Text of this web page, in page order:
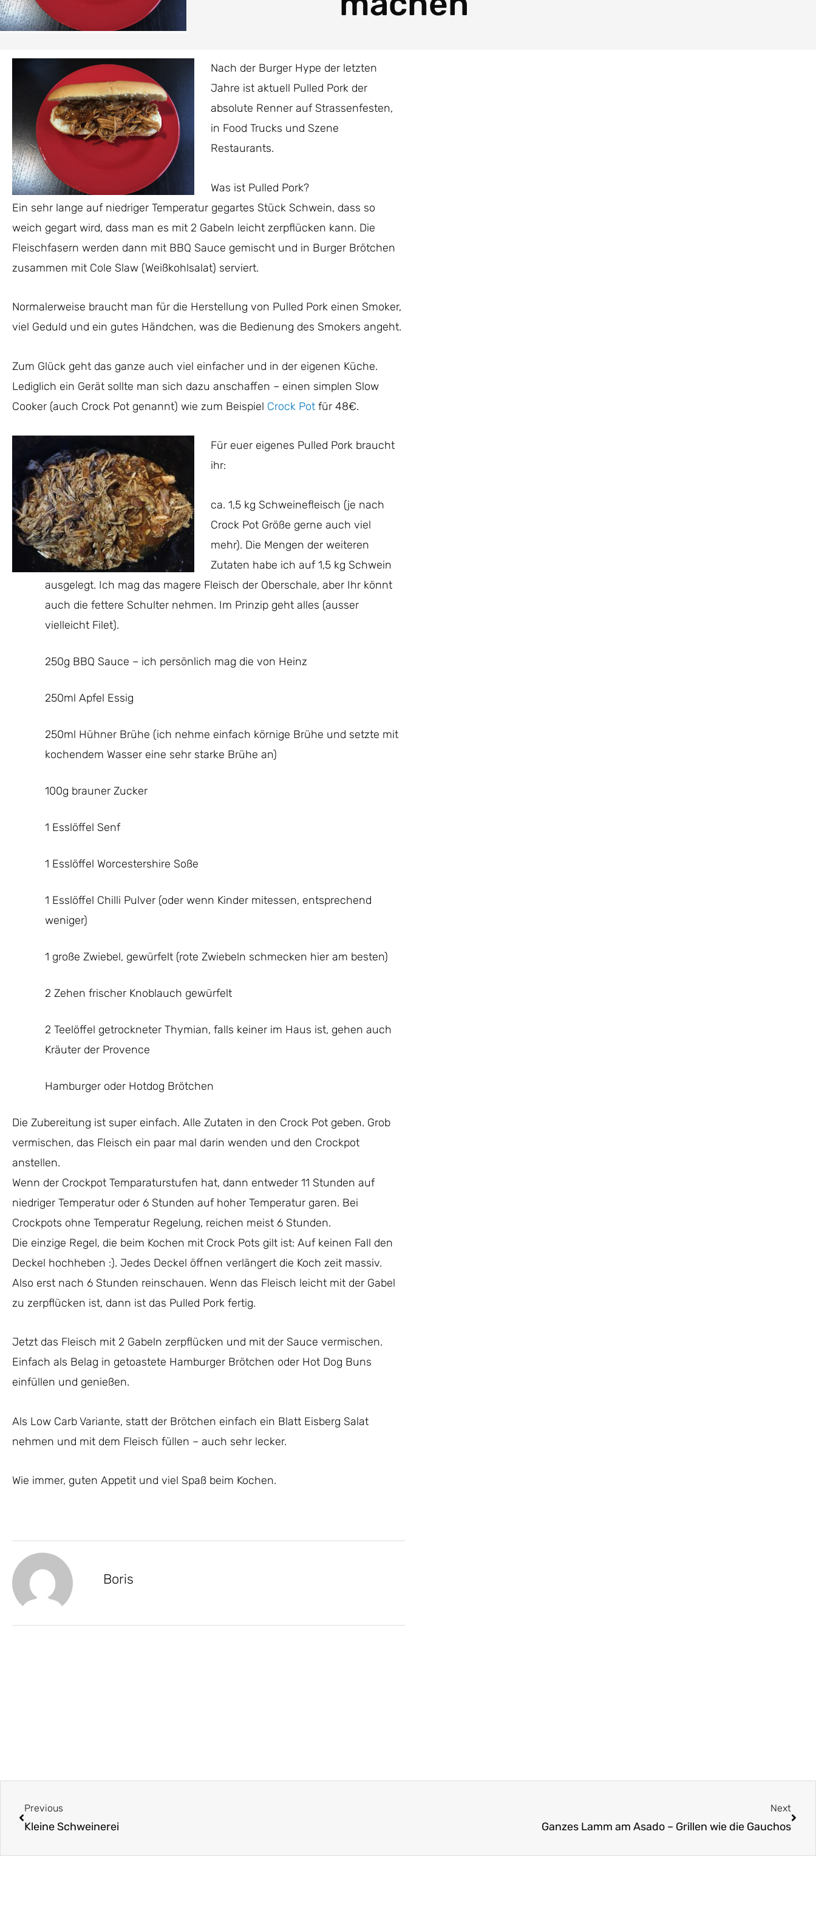
Nach der Burger Hype der letzten
Jahre ist aktuell Pulled Pork der
absolute Renner auf Strassenfesten,
in Food Trucks und Szene
Restaurants.
Was ist Pulled Pork?
Ein sehr lange auf niedriger Temperatur gegartes Stück Schwein, dass so
weich gegart wird, dass man es mit 2 Gabeln leicht zerpflücken kann. Die
Fleischfasern werden dann mit BBQ Sauce gemischt und in Burger Brötchen
zusammen mit Cole Slaw (Weißkohlsalat) serviert.
Normalerweise braucht man für die Herstellung von Pulled Pork einen Smoker,
viel Geduld und ein gutes Händchen, was die Bedienung des Smokers angeht.
Zum Glück geht das ganze auch viel einfacher und in der eigenen Küche.
Lediglich ein Gerät sollte man sich dazu anschaffen – einen simplen Slow
Cooker (auch Crock Pot genannt) wie zum Beispiel Crock Pot für 48€.
Für euer eigenes Pulled Pork braucht
ihr:
ca. 1,5 kg Schweinefleisch (je nach
Crock Pot Größe gerne auch viel
mehr). Die Mengen der weiteren
Zutaten habe ich auf 1,5 kg Schwein
ausgelegt. Ich mag das magere Fleisch der Oberschale, aber Ihr könnt
auch die fettere Schulter nehmen. Im Prinzip geht alles (ausser
vielleicht Filet).
250g BBQ Sauce – ich persönlich mag die von Heinz
250ml Apfel Essig
250ml Hühner Brühe (ich nehme einfach körnige Brühe und setzte mit
kochendem Wasser eine sehr starke Brühe an)
100g brauner Zucker
1 Esslöffel Senf
1 Esslöffel Worcestershire Soße
1 Esslöffel Chilli Pulver (oder wenn Kinder mitessen, entsprechend
weniger)
1 große Zwiebel, gewürfelt (rote Zwiebeln schmecken hier am besten)
2 Zehen frischer Knoblauch gewürfelt
2 Teelöffel getrockneter Thymian, falls keiner im Haus ist, gehen auch
Kräuter der Provence
Hamburger oder Hotdog Brötchen
Die Zubereitung ist super einfach. Alle Zutaten in den Crock Pot geben. Grob
vermischen, das Fleisch ein paar mal darin wenden und den Crockpot
anstellen.
Wenn der Crockpot Temparaturstufen hat, dann entweder 11 Stunden auf
niedriger Temperatur oder 6 Stunden auf hoher Temperatur garen. Bei
Crockpots ohne Temperatur Regelung, reichen meist 6 Stunden.
Die einzige Regel, die beim Kochen mit Crock Pots gilt ist: Auf keinen Fall den
Deckel hochheben :). Jedes Deckel öffnen verlängert die Koch zeit massiv.
Also erst nach 6 Stunden reinschauen. Wenn das Fleisch leicht mit der Gabel
zu zerpflücken ist, dann ist das Pulled Pork fertig.
Jetzt das Fleisch mit 2 Gabeln zerpflücken und mit der Sauce vermischen.
Einfach als Belag in getoastete Hamburger Brötchen oder Hot Dog Buns
einfüllen und genießen.
Als Low Carb Variante, statt der Brötchen einfach ein Blatt Eisberg Salat
nehmen und mit dem Fleisch füllen – auch sehr lecker.
Wie immer, guten Appetit und viel Spaß beim Kochen.
Boris
Previous
Kleine Schweinerei
Next
Ganzes Lamm am Asado – Grillen wie die Gauchos